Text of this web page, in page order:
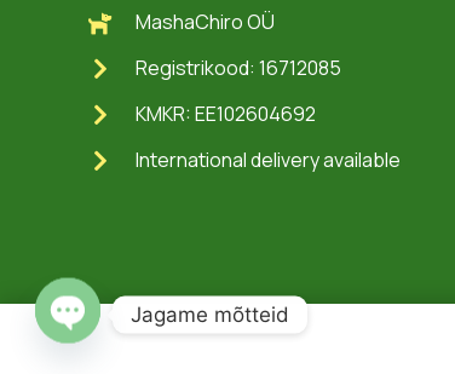
MashaChiro OÜ
Registrikood: 16712085
KMKR: EE102604692
International delivery available
Jagame mõtteid
Open